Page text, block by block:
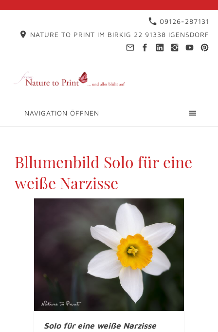
09126-287131
NATURE TO PRINT IM BIRKIG 22 91338 IGENSDORF
NAVIGATION ÖFFNEN
Bllumenbild Solo für eine
weiße Narzisse
Solo für eine weiße Narzisse